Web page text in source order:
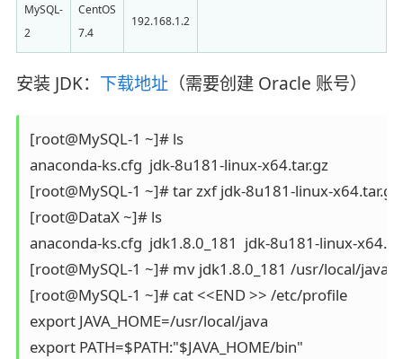
MySQL-
2
CentOS
7.4
192.168.1.2
安装 JDK： 下载地址（需要创建 Oracle 账号）
[root@MySQL-1 ~]# ls
anaconda-ks.cfg  jdk-8u181-linux-x64.tar.gz
[root@MySQL-1 ~]# tar zxf jdk-8u181-linux-x64.tar.gz
[root@DataX ~]# ls
anaconda-ks.cfg  jdk1.8.0_181  jdk-8u181-linux-
[root@MySQL-1 ~]# mv jdk1.8.0_181 /usr/local/java
[root@MySQL-1 ~]# cat <<END >> /etc/profile
export JAVA_HOME=/usr/local/java
export PATH=$PATH:"$JAVA_HOME/bin"